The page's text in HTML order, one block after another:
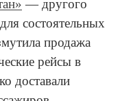
— другого
состоятельных
продажа
рейсы в
доставали